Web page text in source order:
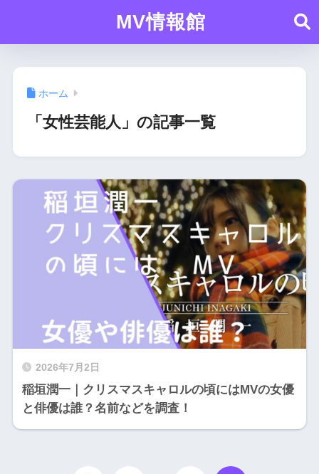
MV情報館
ホーム
「女性芸能人」の記事一覧
2026年7月2日
稲垣潤一｜クリスマスキャロルの頃にはMVの女優
と俳優は誰？名前などを調査！